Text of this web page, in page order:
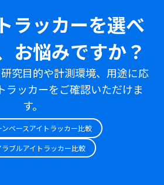
ラッカーを選べ
お悩みですか？
究目的や計測環境、用途に応
ラッカーをご確認いただけま
す。
ンベースアイトラッカー比較
ラブルアイトラッカー比較